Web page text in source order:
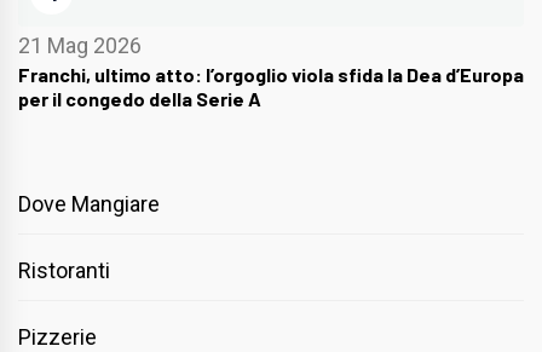
21 Mag 2026
Franchi, ultimo atto: l’orgoglio viola sfida la Dea d’Europa
per il congedo della Serie A
Dove Mangiare
Ristoranti
Pizzerie